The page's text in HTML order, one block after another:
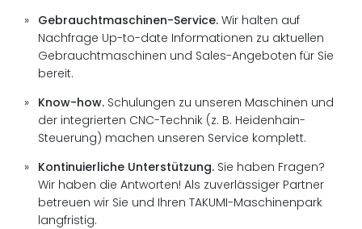
Gebrauchtmaschinen-Service. Wir halten auf
Nachfrage Up-to-date Informationen zu aktuellen
Gebrauchtmaschinen und Sales-Angeboten für Sie
bereit.
Know-how. Schulungen zu unseren Maschinen und
der integrierten CNC-Technik (z. B. Heidenhain-
Steuerung) machen unseren Service komplett.
Kontinuierliche Unterstützung. Sie haben Fragen?
Wir haben die Antworten! Als zuverlässiger Partner
betreuen wir Sie und Ihren TAKUMI-Maschinenpark
langfristig.